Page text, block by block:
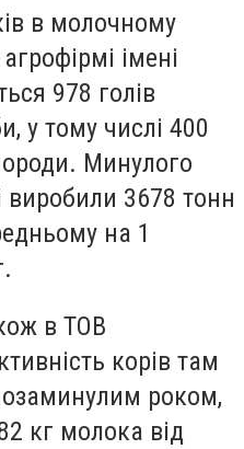
в молочному
імені
978 голів
у тому числі 400
Минулого
виробили 3678 тонн
на 1
в ТОВ
корів там
роком,
кг молока від